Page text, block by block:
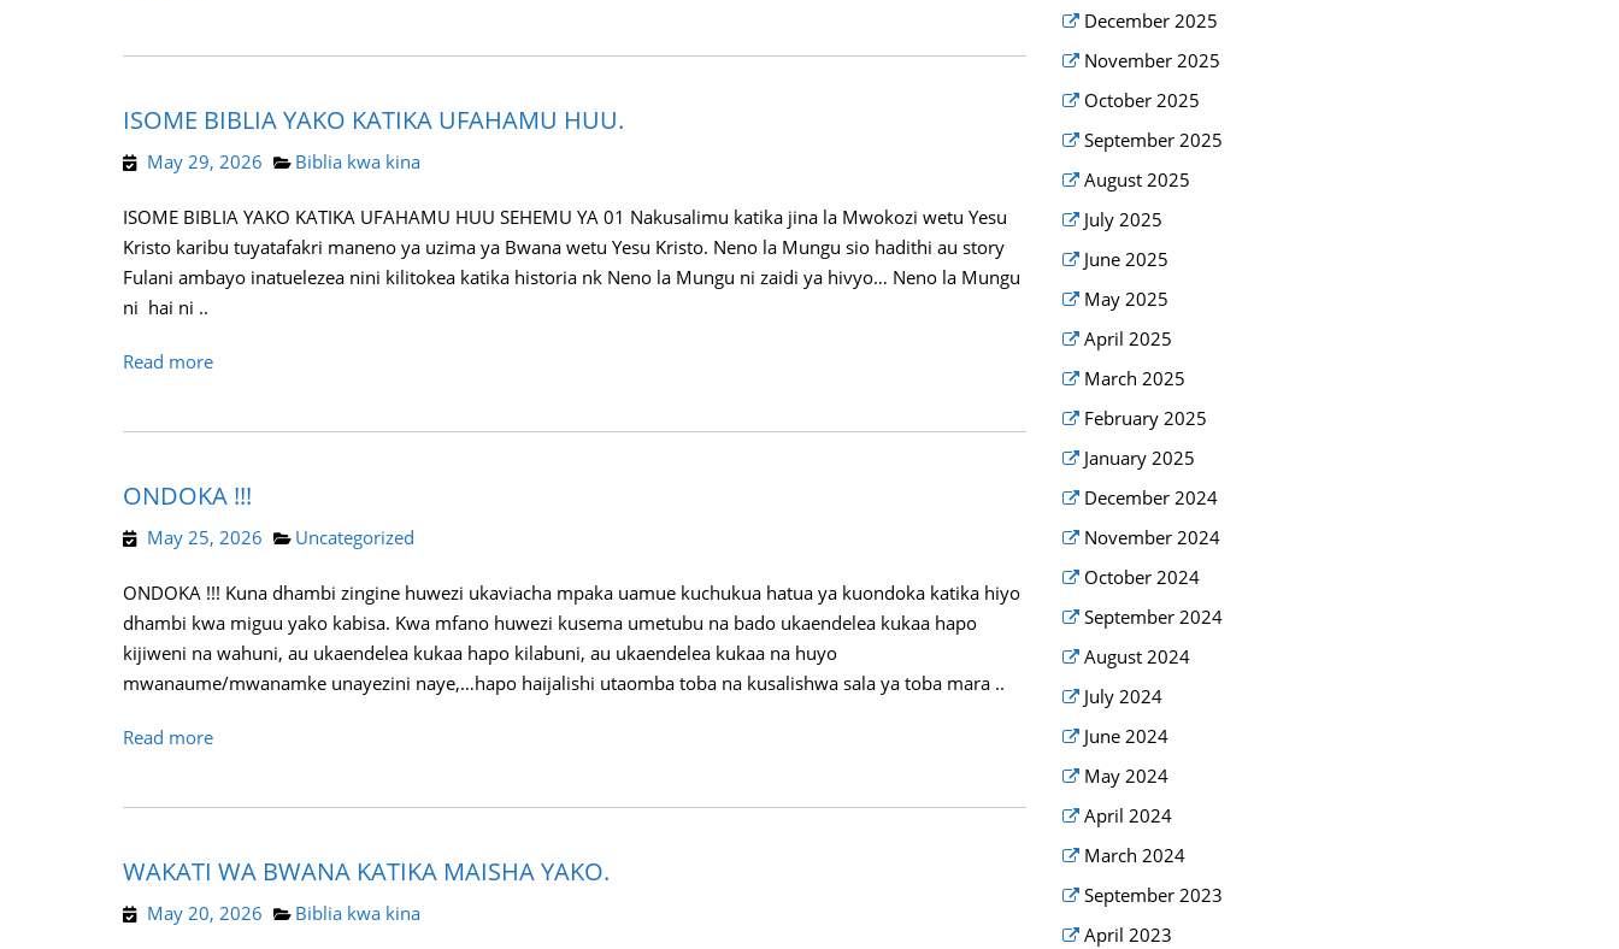
ISOME BIBLIA YAKO KATIKA UFAHAMU HUU.
May 29, 2026 Biblia kwa kina
ISOME BIBLIA YAKO KATIKA UFAHAMU HUU SEHEMU YA 01 Nakusalimu katika jina la Mwokozi wetu Yesu
Kristo karibu tuyatafakri maneno ya uzima ya Bwana wetu Yesu Kristo. Neno la Mungu sio hadithi au story
Fulani ambayo inatuelezea nini kilitokea katika historia nk Neno la Mungu ni zaidi ya hivyo… Neno la Mungu
ni hai ni ..
Read more
ONDOKA !!!
May 25, 2026 Uncategorized
ONDOKA !!! Kuna dhambi zingine huwezi ukaviacha mpaka uamue kuchukua hatua ya kuondoka katika hiyo
dhambi kwa miguu yako kabisa. Kwa mfano huwezi kusema umetubu na bado ukaendelea kukaa hapo
kijiweni na wahuni, au ukaendelea kukaa hapo kilabuni, au ukaendelea kukaa na huyo
mwanaume/mwanamke unayezini naye,…hapo haijalishi utaomba toba na kusalishwa sala ya toba mara ..
Read more
WAKATI WA BWANA KATIKA MAISHA YAKO.
May 20, 2026 Biblia kwa kina
December 2025
November 2025
October 2025
September 2025
August 2025
July 2025
June 2025
May 2025
April 2025
March 2025
February 2025
January 2025
December 2024
November 2024
October 2024
September 2024
August 2024
July 2024
June 2024
May 2024
April 2024
March 2024
September 2023
April 2023